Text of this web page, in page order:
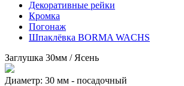
Декоративные рейки
Кромка
Погонаж
Шпаклёвка BORMA WACHS
Заглушка 30мм / Ясень
Диаметр: 30 мм - посадочный